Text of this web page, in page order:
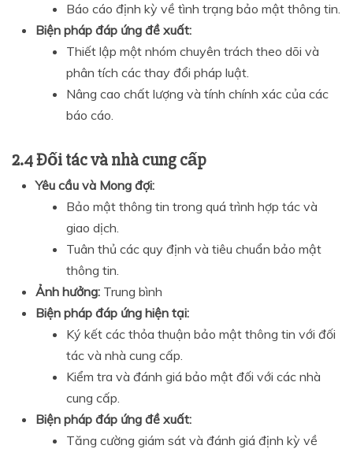
Báo cáo định kỳ về tình trạng bảo mật thông tin.
Biện pháp đáp ứng đề xuất:
Thiết lập một nhóm chuyên trách theo dõi và
phân tích các thay đổi pháp luật.
Nâng cao chất lượng và tính chính xác của các
báo cáo.
2.4 Đối tác và nhà cung cấp
Yêu cầu và Mong đợi:
Bảo mật thông tin trong quá trình hợp tác và
giao dịch.
Tuân thủ các quy định và tiêu chuẩn bảo mật
thông tin.
Ảnh hưởng: Trung bình
Biện pháp đáp ứng hiện tại:
Ký kết các thỏa thuận bảo mật thông tin với đối
tác và nhà cung cấp.
Kiểm tra và đánh giá bảo mật đối với các nhà
cung cấp.
Biện pháp đáp ứng đề xuất:
Tăng cường giám sát và đánh giá định kỳ về